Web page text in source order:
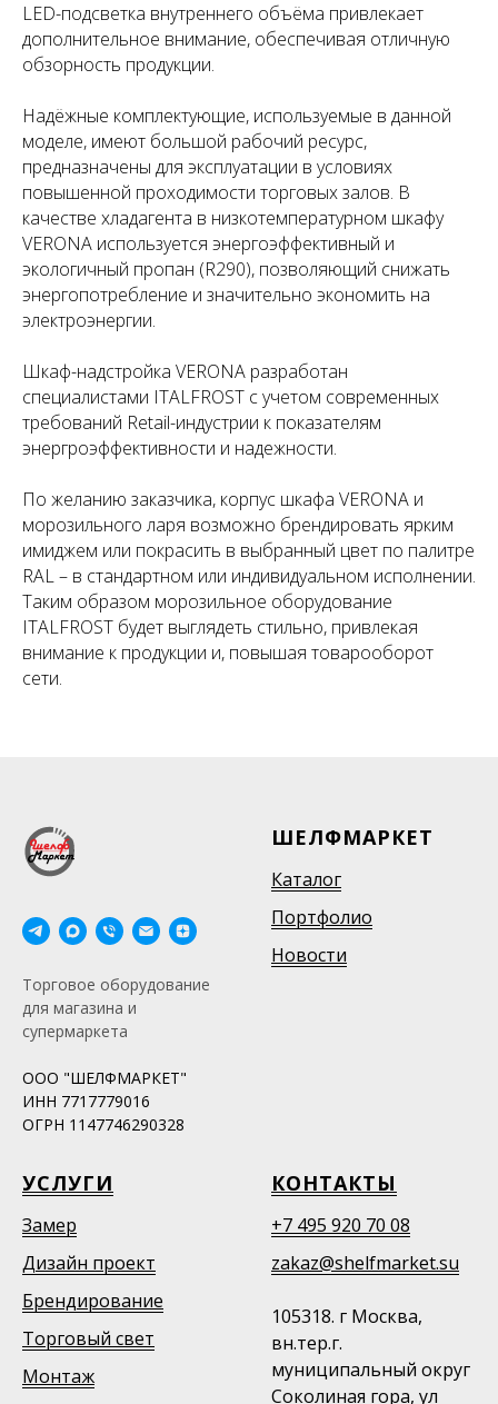
LED-подсветка внутреннего объёма привлекает
дополнительное внимание, обеспечивая отличную
обзорность продукции.
Надёжные комплектующие, используемые в данной
моделе, имеют большой рабочий ресурс,
предназначены для эксплуатации в условиях
повышенной проходимости торговых залов. В
качестве хладагента в низкотемпературном шкафу
VERONA используется энергоэффективный и
экологичный пропан (R290), позволяющий снижать
энергопотребление и значительно экономить на
электроэнергии.
Шкаф-надстройка VERONA разработан
специалистами ITALFROST с учетом современных
требований Retail-индустрии к показателям
энергроэффективности и надежности.
По желанию заказчика, корпус шкафа VERONA и
морозильного ларя возможно брендировать ярким
имиджем или покрасить в выбранный цвет по палитре
RAL – в стандартном или индивидуальном исполнении.
Таким образом морозильное оборудование
ITALFROST будет выглядеть стильно, привлекая
внимание к продукции и, повышая товарооборот
сети.
Торговое оборудование
для магазина и
супермаркета
ООО "ШЕЛФМАРКЕТ"
ИНН 7717779016
ОГРН 1147746290328
ШЕЛФМАРКЕТ
Каталог
Портфолио
Новости
УСЛУГИ
Замер
Дизайн проект
Брендирование
Торговый свет
Монтаж
КОНТАКТЫ
+7 495 920 70 08
zakaz@shelfmarket.su
105318. г Москва,
вн.тер.г.
муниципальный округ
Соколиная гора, ул